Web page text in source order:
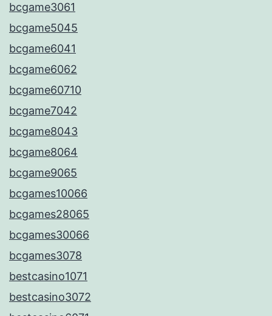
bcgame3061
bcgame5045
bcgame6041
bcgame6062
bcgame60710
bcgame7042
bcgame8043
bcgame8064
bcgame9065
bcgames10066
bcgames28065
bcgames30066
bcgames3078
bestcasino1071
bestcasino3072